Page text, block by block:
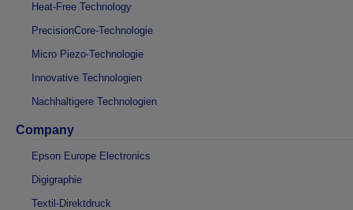
Heat-Free Technology
PrecisionCore-Technologie
Micro Piezo-Technologie
Innovative Technologien
Nachhaltigere Technologien
Company
Epson Europe Electronics
Digigraphie
Textil-Direktdruck